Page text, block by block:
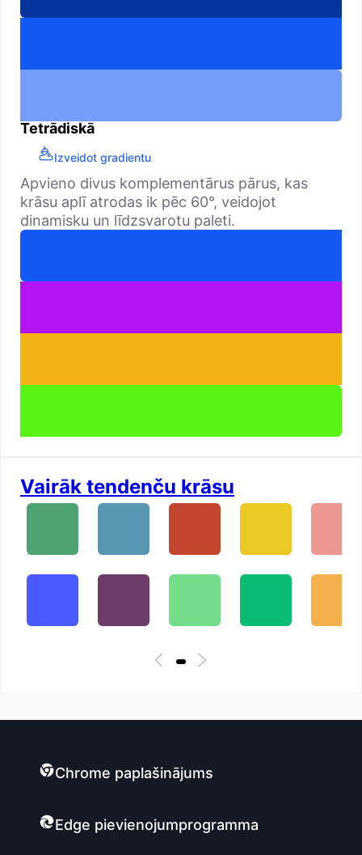
Tetrādiskā
Izveidot gradientu
Apvieno divus komplementārus pārus, kas
krāsu aplī atrodas ik pēc 60°, veidojot
dinamisku un līdzsvarotu paleti.
Vairāk tendenču krāsu
Chrome paplašinājums
Edge pievienojumprogramma